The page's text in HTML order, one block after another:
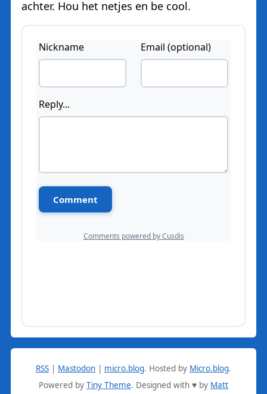
achter. Hou het netjes en be cool.
RSS | Mastodon | micro.blog. Hosted by Micro.blog.
Powered by Tiny Theme. Designed with ♥ by Matt